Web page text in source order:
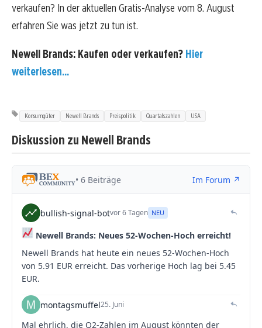
verkaufen? In der aktuellen Gratis-Analyse vom 8. August
erfahren Sie was jetzt zu tun ist.
Newell Brands: Kaufen oder verkaufen? Hier
weiterlesen...
Konsumgüter Newell Brands Preispolitik Quartalszahlen USA
Diskussion zu Newell Brands